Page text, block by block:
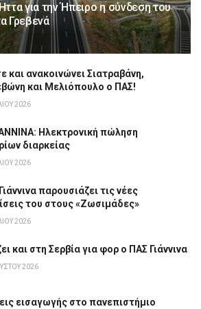
για την Ήπειρο η σύνδεση του
Γρεβενά
και ανακοινώνει Σιατραβάνη,
και Μελιόπουλο ο ΠΑΣ!
2026
Hλεκτρονική πώληση
διαρκείας
2026
παρουσιάζει τις νέες
του στους «Ζωσιμάδες»
2026
και στη Σερβία για φορ ο ΠΑΣ Γιάννινα
2026
εισαγωγής στο πανεπιστήμιο